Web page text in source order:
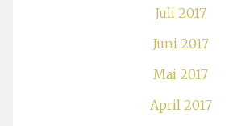
Juli 2017
Juni 2017
Mai 2017
April 2017